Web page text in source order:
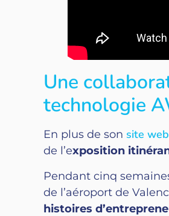
Une
technologie
En plus de son site web
de l’exposition
Pendant cinq
de l’aéroport de
histoires